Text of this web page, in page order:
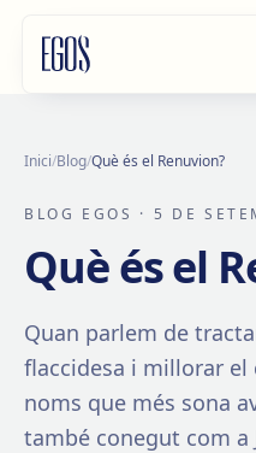
Inici/Blog/Què és el Renuvion?
BLOG EGOS · 5 DE
Què és el
Quan parlem de
flaccidesa i millorar
noms que més sona
també conegut com a